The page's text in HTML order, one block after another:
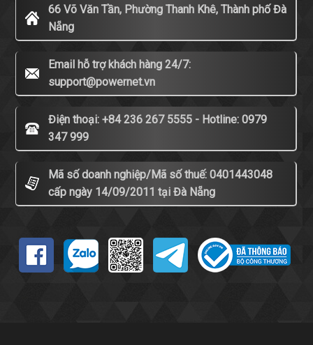
66 Võ Văn Tần, Phường Thanh Khê, Thành phố Đà
Nẵng
Email hỗ trợ khách hàng 24/7:
support@powernet.vn
Điện thoại: +84 236 267 5555 - Hotline: 0979
347 999
Mã số doanh nghiệp/Mã số thuế: 0401443048
cấp ngày 14/09/2011 tại Đà Nẵng